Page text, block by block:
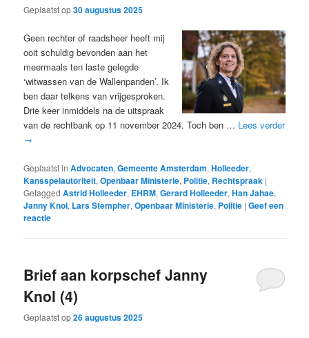
Geplaatst op30 augustus 2025
Geen rechter of raadsheer heeft mij
ooit schuldig bevonden aan het
meermaals ten laste gelegde
‘witwassen van de Wallenpanden’. Ik
ben daar telkens van vrijgesproken.
Drie keer inmiddels na de uitspraak
van de rechtbank op 11 november 2024. Toch ben … Lees verder
→
Geplaatst in Advocaten,Gemeente Amsterdam,Holleeder,
Kansspelautoriteit,Openbaar Ministerie, Politie, Rechtspraak |
Getagged Astrid Holleeder, EHRM,Gerard Holleeder,Han Jahae,
Janny Knol, Lars Stempher,Openbaar Ministerie, Politie |Geef een
reactie
Brief aan korpschef Janny
Knol (4)
Geplaatst op26 augustus 2025